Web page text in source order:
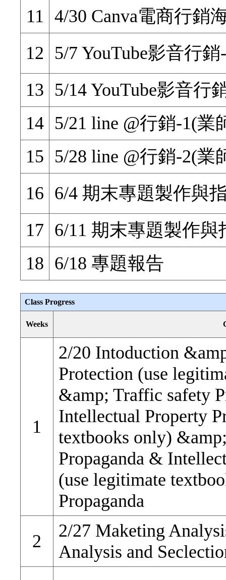
11 4/30 Canva電商行銷
12
5/7 YouTube影音行
13 5/14 YouTube影音行
14 5/21 line @行銷-1(業
15 5/28 line @行銷-2(業
16 6/4 期末專題製作與
17 6/11 期末專題製作與
18 6/18 專題報告
Class Progress
Weeks
1
2/20 Intoduction
Protection (use
&amp; Traffic safety
Intellectual Property
textbooks only)
Propaganda &
(use legitimate
Propaganda
2
2/27 Maketing
Analysis and